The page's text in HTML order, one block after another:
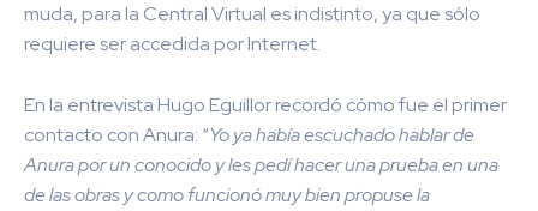
muda, para la Central Virtual es indistinto, ya que sólo
requiere ser accedida por Internet.
En la entrevista Hugo Eguillor recordó cómo fue el primer
contacto con Anura: “Yo ya había escuchado hablar de
Anura por un conocido y les pedí hacer una prueba en una
de las obras y como funcionó muy bien propuse la